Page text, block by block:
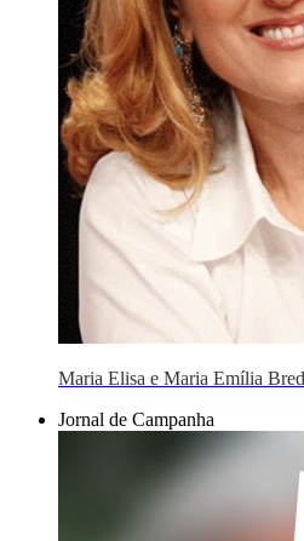
Maria Elisa e Maria Emília
Jornal de Campanha